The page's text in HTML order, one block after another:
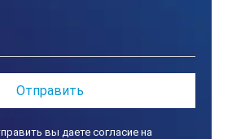
поверхности вставки, мкм
вы даете согласие на